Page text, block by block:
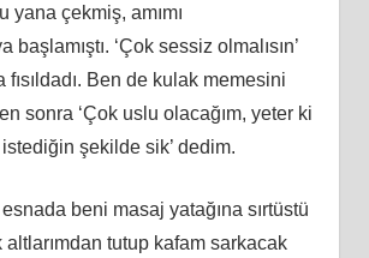
yana çekmiş, amımı
başlamıştı. ‘Çok sessiz olmalısın’
fısıldadı. Ben de kulak memesini
sonra ‘Çok uslu olacağım, yeter ki
şekilde sik’ dedim.
esnada beni masaj yatağına sırtüstü
altlarımdan tutup kafam sarkacak